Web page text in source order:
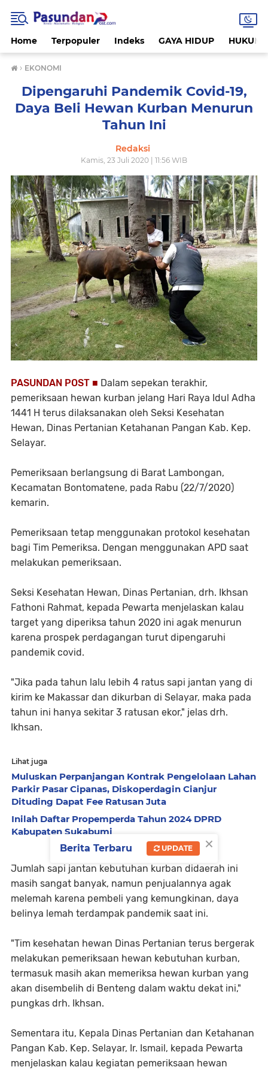
Home Terpopuler Indeks GAYA HIDUP HUKUM
› EKONOMI
Dipengaruhi Pandemik Covid-19,
Daya Beli Hewan Kurban Menurun
Tahun Ini
Redaksi
Kamis, 23 Juli 2020 | 11:56 WIB
PASUNDAN POST ■ Dalam sepekan terakhir,
pemeriksaan hewan kurban jelang Hari Raya Idul Adha
1441 H terus dilaksanakan oleh Seksi Kesehatan
Hewan, Dinas Pertanian Ketahanan Pangan Kab. Kep.
Selayar.
Pemeriksaan berlangsung di Barat Lambongan,
Kecamatan Bontomatene, pada Rabu (22/7/2020)
kemarin.
Pemeriksaan tetap menggunakan protokol kesehatan
bagi Tim Pemeriksa. Dengan menggunakan APD saat
melakukan pemeriksaan.
Seksi Kesehatan Hewan, Dinas Pertanian, drh. Ikhsan
Fathoni Rahmat, kepada Pewarta menjelaskan kalau
target yang diperiksa tahun 2020 ini agak menurun
karena prospek perdagangan turut dipengaruhi
pandemik covid.
"Jika pada tahun lalu lebih 4 ratus sapi jantan yang di
kirim ke Makassar dan dikurban di Selayar, maka pada
tahun ini hanya sekitar 3 ratusan ekor," jelas drh.
Ikhsan.
Lihat juga
Muluskan Perpanjangan Kontrak Pengelolaan Lahan
Parkir Pasar Cipanas, Diskoperdagin Cianjur
Dituding Dapat Fee Ratusan Juta
Inilah Daftar Propemperda Tahun 2024 DPRD
Kabupaten Sukabumi
Jumlah sapi jantan kebutuhan kurban didaerah ini
masih sangat banyak, namun penjualannya agak
melemah karena pembeli yang kemungkinan, daya
belinya lemah terdampak pandemik saat ini.
"Tim kesehatan hewan Dinas Pertanian terus bergerak
melakukan pemeriksaan hewan kebutuhan kurban,
termasuk masih akan memeriksa hewan kurban yang
akan disembelih di Benteng dalam waktu dekat ini,"
pungkas drh. Ikhsan.
Sementara itu, Kepala Dinas Pertanian dan Ketahanan
Pangan Kab. Kep. Selayar, Ir. Ismail, kepada Pewarta
menjelaskan kalau kegiatan pemeriksaan hewan
×
Berita Terbaru UPDATE